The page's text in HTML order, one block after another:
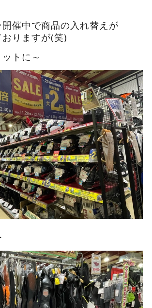
催中で商品の入れ替えが
りますが(笑)
トに～